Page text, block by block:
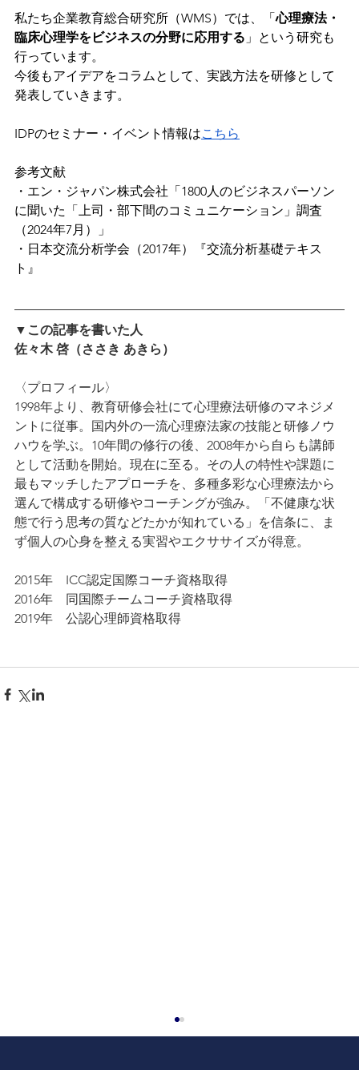
私たち企業教育総合研究所（WMS）では、「心理療法・
臨床心理学をビジネスの分野に応用する 」という研究も
行っています。
今後もアイデアをコラムとして、実践方法を研修として
発表していきます。
IDPのセミナー・イベント情報はこちら
参考文献
・エン・ジャパン株式会社「1800人のビジネスパーソン
に聞いた「上司・部下間のコミュニケーション」調査
（2024年7月）」
・日本交流分析学会（2017年）『交流分析基礎テキス
ト』
▼この記事を書いた人
佐々木 啓（ささき あきら）
〈プロフィール〉
1998年より、教育研修会社にて心理療法研修のマネジメ
ントに従事。国内外の一流心理療法家の技能と研修ノウ
ハウを学ぶ。10年間の修行の後、2008年から自らも講師
として活動を開始。現在に至る。その人の特性や課題に
最もマッチしたアプローチを、多種多彩な心理療法から
選んで構成する研修やコーチングが強み。「不健康な状
態で行う思考の質などたかが知れている」を信条に、ま
ず個人の心身を整える実習やエクササイズが得意。
2015年　ICC認定国際コーチ資格取得
2016年　同国際チームコーチ資格取得
2019年　公認心理師資格取得